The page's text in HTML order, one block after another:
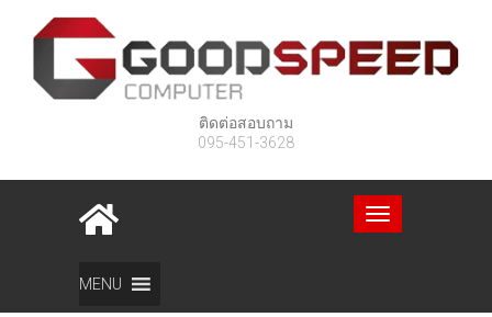
ติดต่อสอบถาม
095-451-3628
Toggle
navigation
MENU
สินค้า